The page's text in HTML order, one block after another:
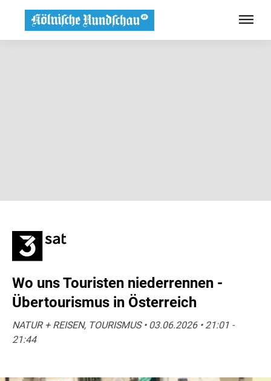
Wo uns Touristen niederrennen -
Übertourismus in Österreich
NATUR + REISEN, TOURISMUS • 03.06.2026 • 21:01 -
21:44